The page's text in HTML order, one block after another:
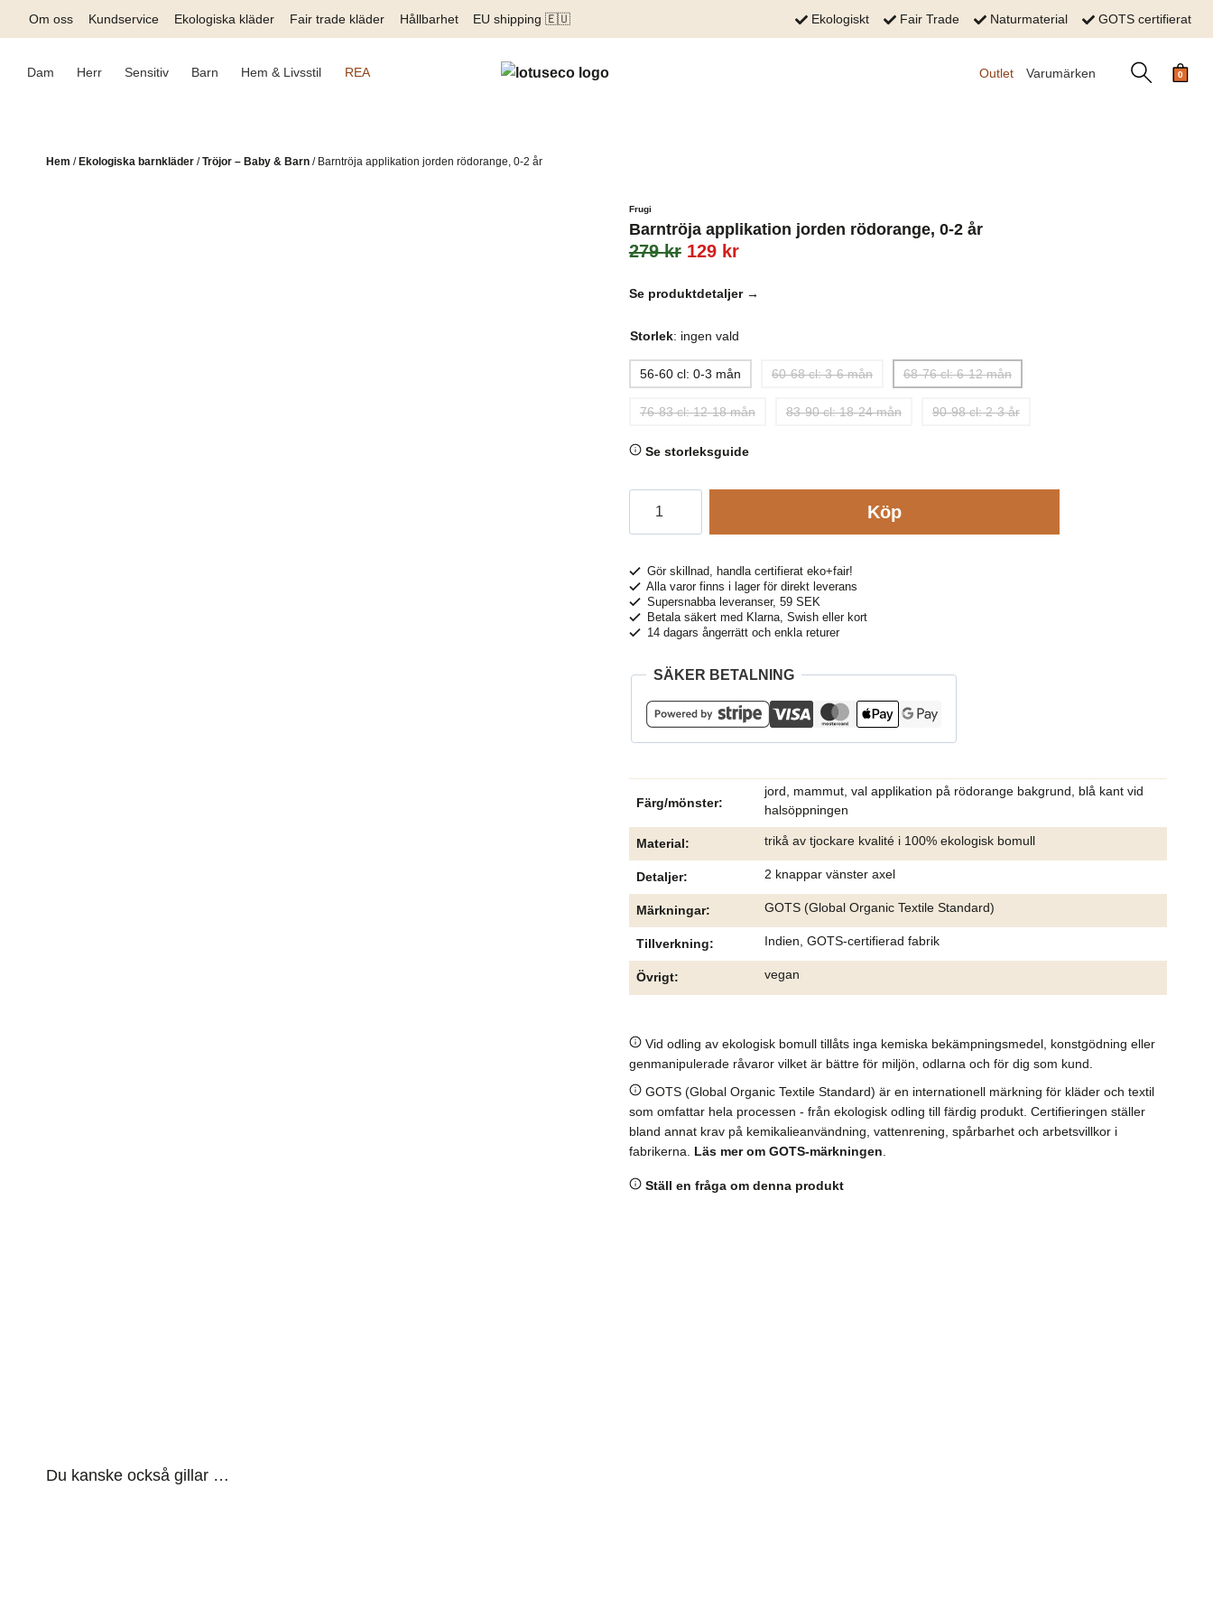
Om oss Kundservice Ekologiska kläder Fair trade kläder Hållbarhet EU shipping 🇪🇺 Ekologiskt Fair Trade Naturmaterial GOTS certifierat
Dam Herr Sensitiv Barn Hem & Livsstil REA Outlet Varumärken 0
Hem / Ekologiska barnkläder /Tröjor – Baby & Barn / Barntröja applikation jorden rödorange, 0-2 år
Frugi
Barntröja applikation jorden rödorange, 0-2 år
279kr 129 kr
Se produktdetaljer →
Storlek: ingen vald
56-60 cl: 0-3 mån 60-68 cl: 3-6 mån 68-76 cl: 6-12 mån
76-83 cl: 12-18 mån 83-90 cl: 18-24 mån 90-98 cl: 2-3 år
Se storleksguide
rödorange,
0-
2
år
Köp
Gör skillnad, handla certifierat eko+fair!
Alla varor finns i lager för direkt leverans
Supersnabba leveranser, 59 SEK
Betala säkert med Klarna, Swish eller kort
14 dagars ångerrätt och enkla returer
SÄKER BETALNING
Färg/mönster
jord, mammut, val applikation på rödorange bakgrund, blå kant vid
halsöppningen
Material trikå av tjockare kvalité i 100% ekologisk bomull
Detaljer 2 knappar vänster axel
Märkningar GOTS (Global Organic Textile Standard)
Tillverkning Indien, GOTS-certifierad fabrik
Övrigt vegan
Vid odling av ekologisk bomull tillåts inga kemiska bekämpningsmedel, konstgödning eller
genmanipulerade råvaror vilket är bättre för miljön, odlarna och för dig som kund.
GOTS (Global Organic Textile Standard) är en internationell märkning för kläder och textil
som omfattar hela processen - från ekologisk odling till färdig produkt. Certifieringen ställer
bland annat krav på kemikalieanvändning, vattenrening, spårbarhet och arbetsvillkor i
fabrikerna. Läs mer om GOTS-märkningen
Ställ en fråga om denna produkt
Du kanske också gillar …